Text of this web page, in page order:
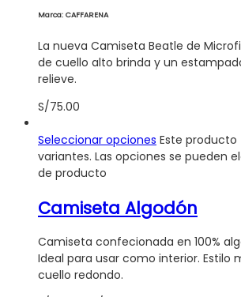
Marca: CAFFARENA
La nueva Camiseta Beatle de
de cuello alto brinda y un
relieve.
S/75.00
Seleccionar opciones Este
variantes. Las opciones se pueden
de producto
Camiseta Algodón
Camiseta confecionada en 100%
Ideal para usar como interior. Estilo
cuello redondo.